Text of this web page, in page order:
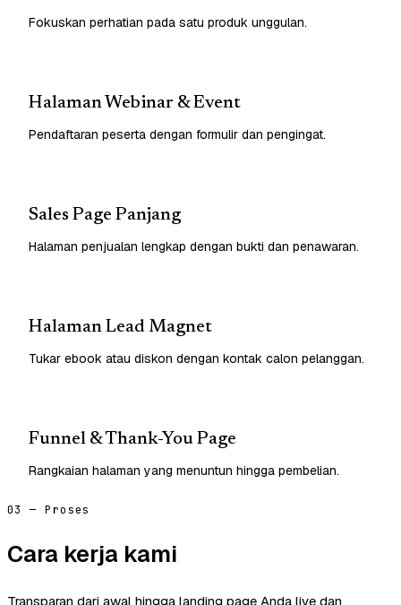
Fokuskan perhatian pada satu produk unggulan.
Halaman Webinar & Event
Pendaftaran peserta dengan formulir dan pengingat.
Sales Page Panjang
Halaman penjualan lengkap dengan bukti dan penawaran.
Halaman Lead Magnet
Tukar ebook atau diskon dengan kontak calon pelanggan.
Funnel & Thank-You Page
Rangkaian halaman yang menuntun hingga pembelian.
03 — Proses
Cara kerja kami
Transparan dari awal hingga landing page Anda live dan